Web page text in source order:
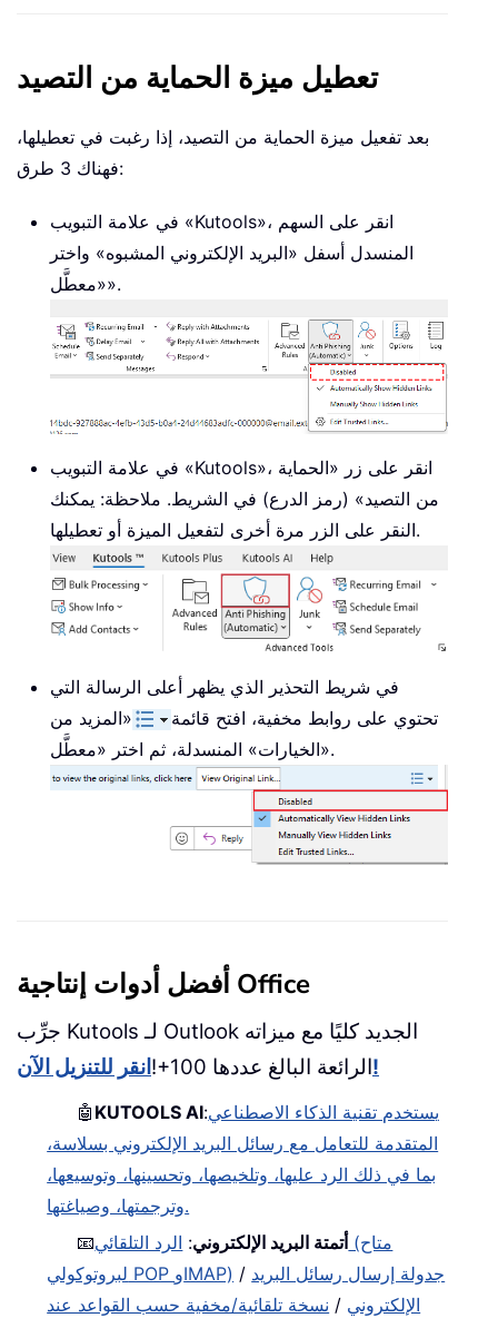
تعطيل ميزة الحماية من التصيد
بعد تفعيل ميزة الحماية من التصيد، إذا رغبت في تعطيلها،
فهناك 3 طرق:
في علامة التبويب «Kutools»، انقر على السهم
المنسدل أسفل «البريد الإلكتروني المشبوه» واختر
«معطَّل».
في علامة التبويب «Kutools»، انقر على زر «الحماية
من التصيد» (رمز الدرع) في الشريط. ملاحظة: يمكنك
النقر على الزر مرة أخرى لتفعيل الميزة أو تعطيلها.
في شريط التحذير الذي يظهر أعلى الرسالة التي
تحتوي على روابط مخفية، افتح قائمة
«المزيد من
الخيارات» المنسدلة، ثم اختر «معطَّل».
أفضل أدوات إنتاجية Office
جرِّب Kutools لـ Outlook الجديد كليًا مع ميزاته
الرائعة البالغ عددها 100+!انقر للتنزيل الآن!
🤖 KUTOOLS AI:يستخدم تقنية الذكاء الاصطناعي
المتقدمة للتعامل مع رسائل البريد الإلكتروني بسلاسة،
بما في ذلك الرد عليها، وتلخيصها، وتحسينها، وتوسيعها،
وترجمتها، وصياغتها.
📧
أتمتة البريد الإلكتروني: الرد التلقائي (متاح
لبروتوكولي POP وIMAP) / جدولة إرسال رسائل البريد
الإلكتروني / نسخة تلقائية/مخفية حسب القواعد عند